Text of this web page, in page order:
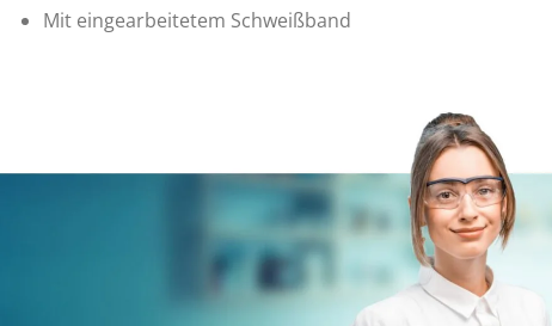
Mit eingearbeitetem Schweißband